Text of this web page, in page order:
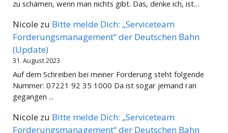
zu schämen, wenn man nichts gibt. Das, denke ich, ist…
Nicole zu Bitte melde Dich: „Serviceteam
Forderungsmanagement“ der Deutschen Bahn
(Update)
31. August 2023
Auf dem Schreiben bei meiner Forderung steht folgende
Nummer: 07221 92 35 1000 Da ist sogar jemand ran
gegangen ...
Nicole zu Bitte melde Dich: „Serviceteam
Forderungsmanagement“ der Deutschen Bahn